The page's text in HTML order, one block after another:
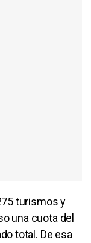
turismos y
una cuota del
total. De esa